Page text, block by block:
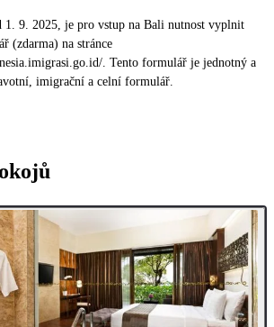
1. 9. 2025, je pro vstup na Bali nutnost vyplnit
(zdarma) na stránce
. Tento formulář je jednotný a
imigrační a celní formulář.